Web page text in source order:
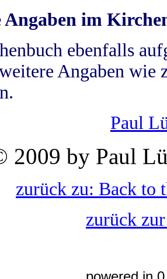
Angaben im
ebenfalls
Angaben wie
Paul
2009 by Paul
zurück zu: Back to
zurück